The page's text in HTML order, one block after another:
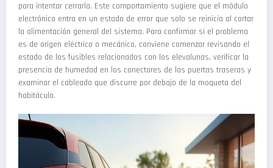
para intentar cerrarla. Este comportamiento sugiere que el módulo
electrónico entra en un estado de error que solo se reinicia al cortar
la alimentación general del sistema. Para confirmar si el problema
es de origen eléctrico o mecánico, conviene comenzar revisando el
estado de los fusibles relacionados con los elevalunas, verificar la
presencia de humedad en los conectores de las puertas traseras y
examinar el cableado que discurre por debajo de la moqueta del
habitáculo.